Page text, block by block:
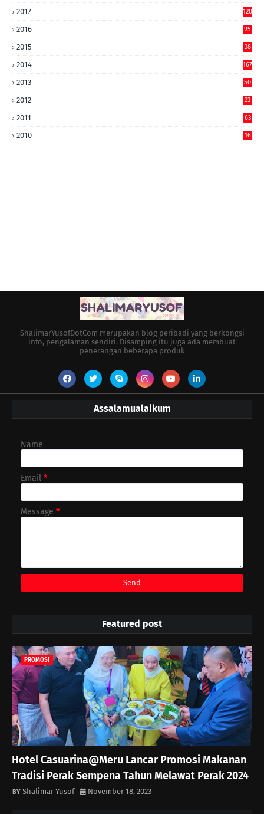
2017 120
2016 95
2015 38
2014 167
2013 50
2012 23
2011 63
2010 16
ShalimarYusofDotCom merupakan blog peribadi yang berkongsi
info, pengalaman sendiri. Disamping itu juga ada membuat
penerangan beberapa produk
Assalamualaikum
Name
Email *
Message *
Featured post
PROMOSI
Hotel Casuarina@Meru Lancar Promosi Makanan
Tradisi Perak Sempena Tahun Melawat Perak 2024
Shalimar Yusof November 18, 2023